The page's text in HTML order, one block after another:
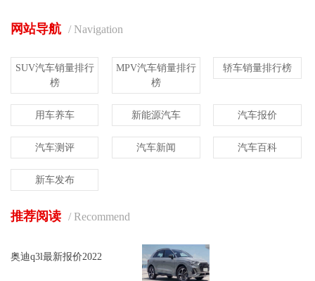
网站导航 / Navigation
SUV汽车销量排行
榜
MPV汽车销量排行
榜
轿车销量排行榜
用车养车 新能源汽车 汽车报价
汽车测评 汽车新闻 汽车百科
新车发布
推荐阅读 / Recommend
奥迪q3l最新报价2022